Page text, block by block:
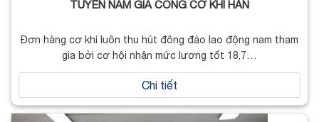
TUYỂN NAM GIA CÔNG CƠ KHÍ HÀN
Đơn hàng cơ khí luôn thu hút đông đảo lao động nam tham
gia bởi cơ hội nhận mức lương tốt 18,7…
Chi tiết